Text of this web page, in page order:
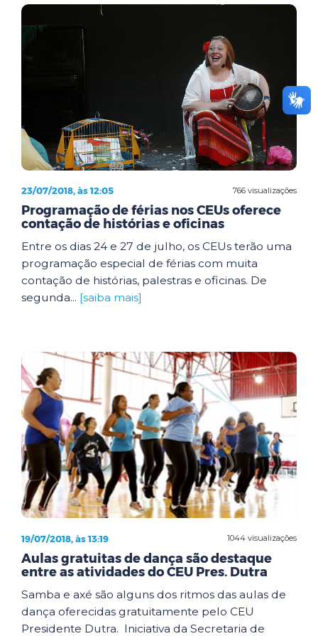
766 visualizações
23/07/2018, às 12:05
Programação de férias nos CEUs oferece
contação de histórias e oficinas
Entre os dias 24 e 27 de julho, os CEUs terão uma
programação especial de férias com muita
contação de histórias, palestras e oficinas. De
segunda... [saiba mais]
1044 visualizações
19/07/2018, às 13:19
Aulas gratuitas de dança são destaque
entre as atividades do CEU Pres. Dutra
Samba e axé são alguns dos ritmos das aulas de
dança oferecidas gratuitamente pelo CEU
Presidente Dutra. Iniciativa da Secretaria de